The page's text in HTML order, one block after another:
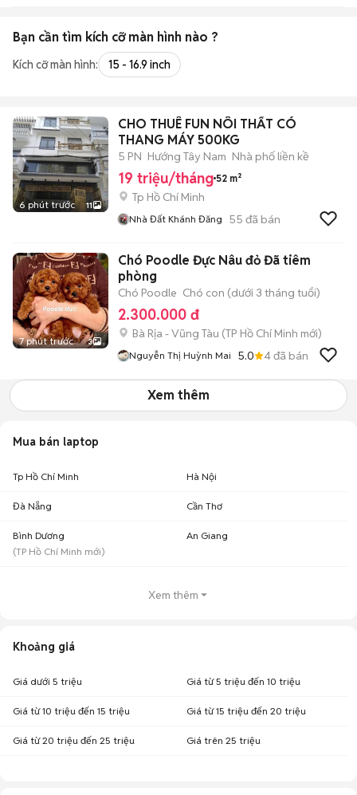
Bạn cần tìm kích cỡ màn hình nào ?
Kích cỡ màn hình: 15 - 16.9 inch
6 phút trước 11
CHO THUÊ FUN NÔI THẤT CÓ
THANG MÁY 500KG
5 PN Hướng Tây Nam Nhà phố liền kề
19 triệu/tháng 52 m²
Tp Hồ Chí Minh
Nhà Đất Khánh Đăng 55 đã bán
7 phút trước 3
Chó Poodle Đực Nâu đỏ Đã tiêm
phòng
Chó Poodle Chó con (dưới 3 tháng tuổi)
2.300.000 đ
Bà Rịa - Vũng Tàu (TP Hồ Chí Minh mới)
Nguyễn Thị Huỳnh Mai 5.0 4đã bán
Xem thêm
Mua bán laptop
Tp Hồ Chí Minh Hà Nội
Đà Nẵng Cần Thơ
Bình Dương
(TP Hồ Chí Minh mới)
An Giang
Xem thêm
Khoảng giá
Giá dưới 5 triệu Giá từ 5 triệu đến 10 triệu
Giá từ 10 triệu đến 15 triệu Giá từ 15 triệu đến 20 triệu
Giá từ 20 triệu đến 25 triệu Giá trên 25 triệu